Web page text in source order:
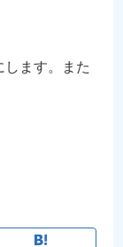
ます。また